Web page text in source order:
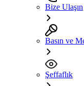
Bize Ulaşın
Basın ve
Şeffaflık